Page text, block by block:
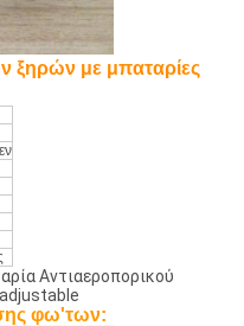
ξηρών με μπαταρίες
Αντιαεροπορικού
φω'των: